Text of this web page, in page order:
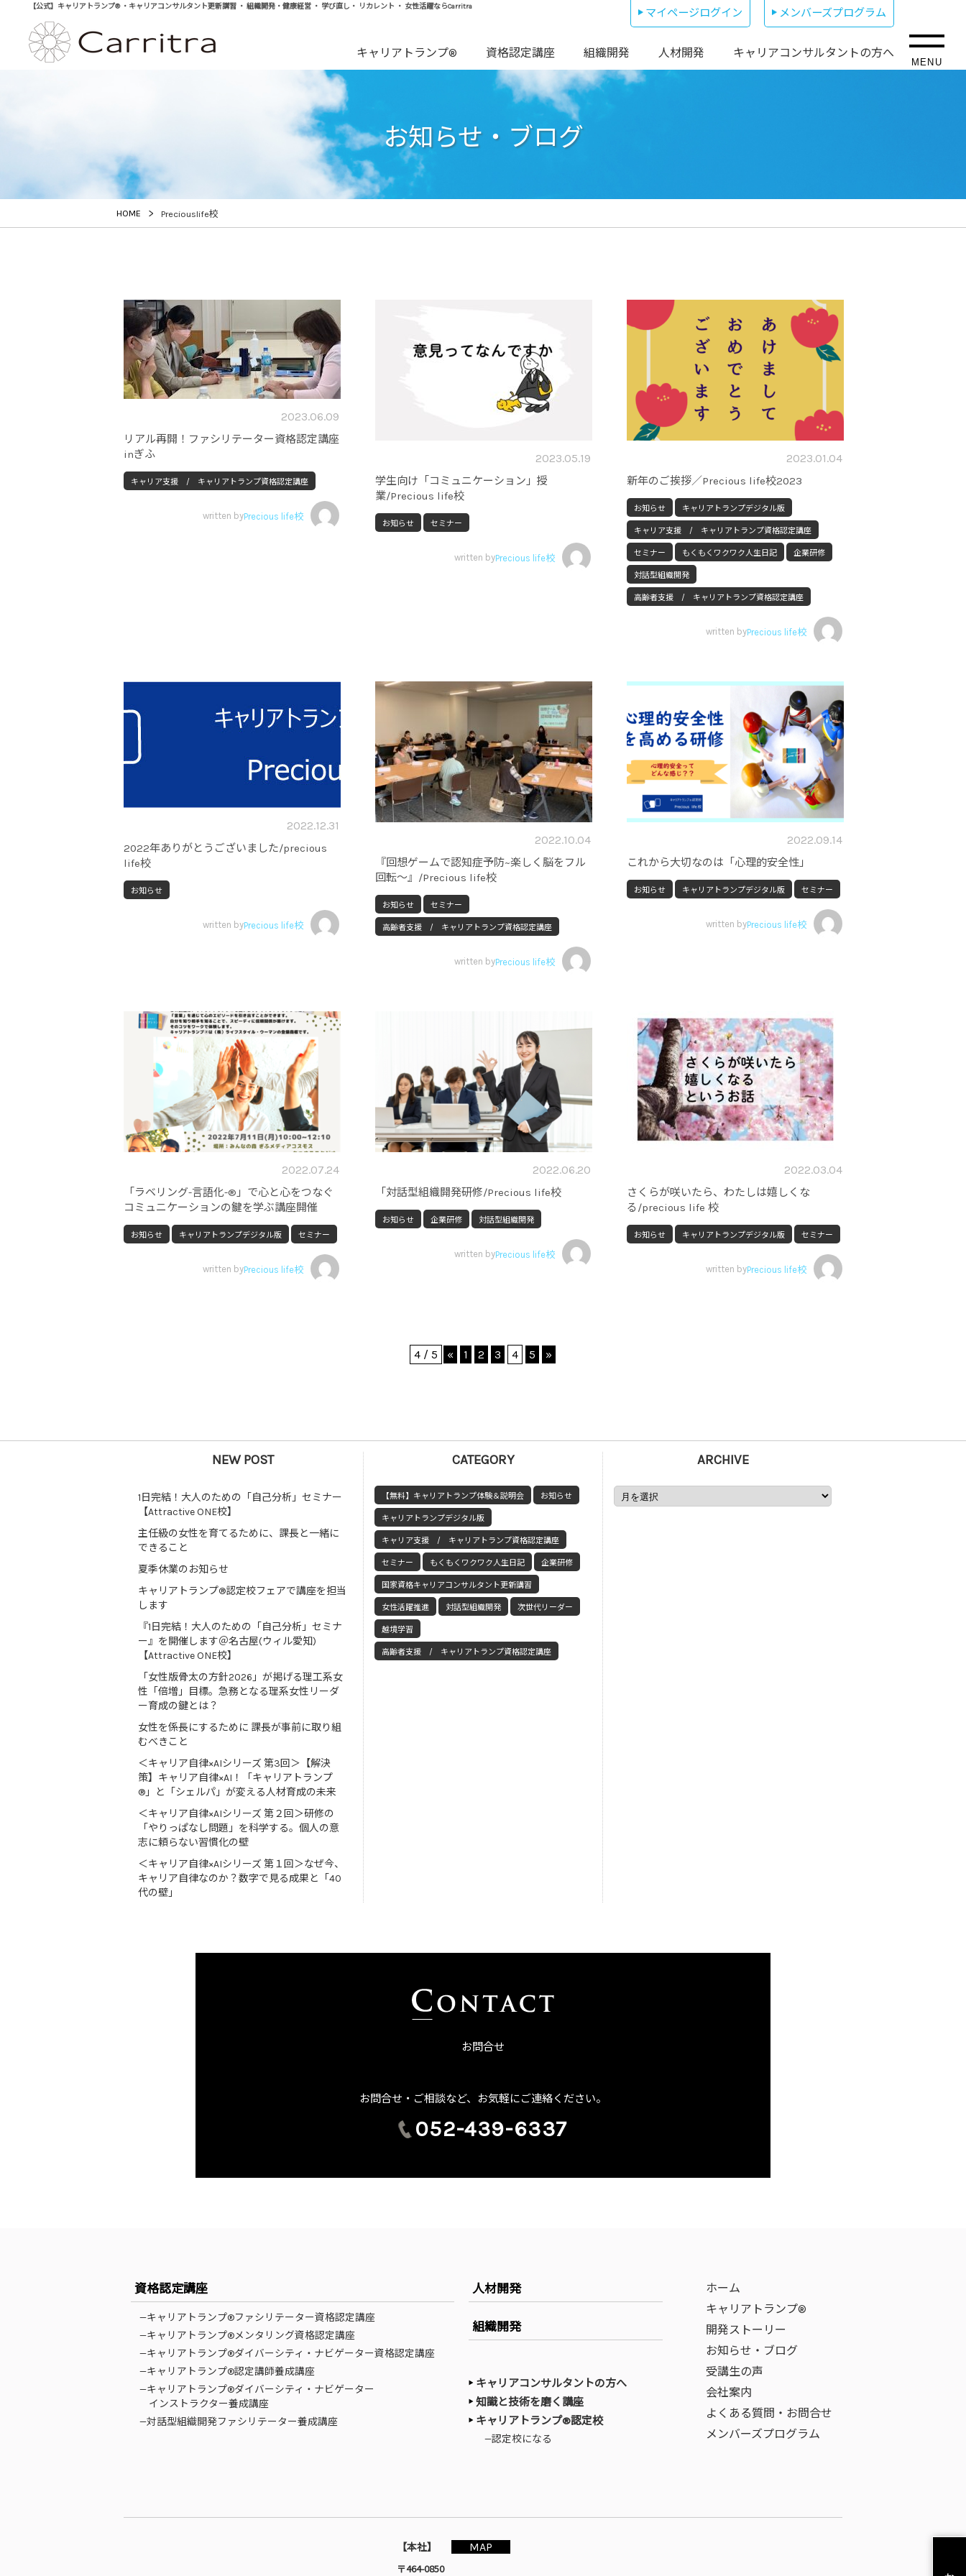
【公式】キャリアトランプ® ・キャリアコンサルタント更新講習 ・ 組織開発・健康経営 ・ 学び直し・ リカレント ・ 女性活躍ならCarritra マイページログイン メンバーズプログラム
キャリアトランプ® 資格認定講座 組織開発 人材開発 キャリアコンサルタントの方へ
MENU
お知らせ・ブログ
HOME > Preciouslife校
2023.06.09
リアル再開！ファシリテーター資格認定講座
inぎふ
キャリア支援 / キャリアトランプ資格認定講座
written byPrecious life校
2023.05.19
学生向け「コミュニケーション」授
業/Precious life校
お知らせ セミナー
written byPrecious life校
2023.01.04
新年のご挨拶／Precious life校2023
お知らせ キャリアトランプデジタル版
キャリア支援 / キャリアトランプ資格認定講座
セミナー もくもくワクワク人生日記 企業研修
対話型組織開発
高齢者支援 / キャリアトランプ資格認定講座
written byPrecious life校
2022.12.31
2022年ありがとうございました/precious
life校
お知らせ
written byPrecious life校
2022.10.04
『回想ゲームで認知症予防~楽しく脳をフル
回転～』/Precious life校
お知らせ セミナー
高齢者支援 / キャリアトランプ資格認定講座
written byPrecious life校
2022.09.14
これから大切なのは「心理的安全性」
お知らせ キャリアトランプデジタル版 セミナー
written byPrecious life校
2022.07.24
「ラベリング-言語化-®」で心と心をつなぐ
コミュニケーションの鍵を学ぶ講座開催
お知らせ キャリアトランプデジタル版 セミナー
written byPrecious life校
2022.06.20
「対話型組織開発研修/Precious life校
お知らせ 企業研修 対話型組織開発
written byPrecious life校
2022.03.04
さくらが咲いたら、わたしは嬉しくな
る/precious life 校
お知らせ キャリアトランプデジタル版 セミナー
written byPrecious life校
4 / 5 « 1 2 3 4 5 »
NEW POST
1日完結！大人のための「自己分析」セミナー
【Attractive ONE校】
主任級の女性を育てるために、課長と一緒に
できること
夏季休業のお知らせ
キャリアトランプ®認定校フェアで講座を担当
します
『1日完結！大人のための「自己分析」セミナ
ー』を開催します＠名古屋(ウィル愛知)
【Attractive ONE校】
「女性版骨太の方針2026」が掲げる理工系女
性「倍増」目標。急務となる理系女性リーダ
ー育成の鍵とは？
女性を係長にするために 課長が事前に取り組
むべきこと
＜キャリア自律×AIシリーズ 第3回＞【解決
策】キャリア自律×AI！「キャリアトランプ
®」と「シェルパ」が変える人材育成の未来
＜キャリア自律×AIシリーズ 第２回＞研修の
「やりっぱなし問題」を科学する。個人の意
志に頼らない習慣化の壁
＜キャリア自律×AIシリーズ 第１回＞なぜ今、
キャリア自律なのか？数字で見る成果と「40
代の壁」
CATEGORY
【無料】キャリアトランプ体験＆説明会 お知らせ
キャリアトランプデジタル版
キャリア支援 / キャリアトランプ資格認定講座
セミナー もくもくワクワク人生日記 企業研修
国家資格キャリアコンサルタント更新講習
女性活躍推進 対話型組織開発 次世代リーダー
越境学習
高齢者支援 / キャリアトランプ資格認定講座
ARCHIVE
お問合せ
お問合せ・ご相談など、お気軽にご連絡ください。
052-439-6337
資格認定講座
—キャリアトランプ®ファシリテーター資格認定講座
—キャリアトランプ®メンタリング資格認定講座
—キャリアトランプ®ダイバーシティ・ナビゲーター資格認定講座
—キャリアトランプ®認定講師養成講座
—キャリアトランプ®ダイバーシティ・ナビゲーター
インストラクター養成講座
—対話型組織開発ファシリテーター養成講座
人材開発
組織開発
キャリアコンサルタントの方へ
知識と技術を磨く講座
キャリアトランプ®認定校
—認定校になる
ホーム
キャリアトランプ®
開発ストーリー
お知らせ・ブログ
受講生の声
会社案内
よくある質問・お問合せ
メンバーズプログラム
【本社】
MAP
〒464-0850